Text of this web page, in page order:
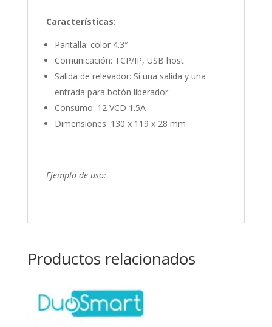
Características:
Pantalla: color 4.3″
Comunicación: TCP/IP, USB host
Salida de relevador: Si una salida y una
entrada para botón liberador
Consumo: 12 VCD 1.5A
Dimensiones: 130 x 119 x 28 mm
Ejemplo de uso:
Productos relacionados